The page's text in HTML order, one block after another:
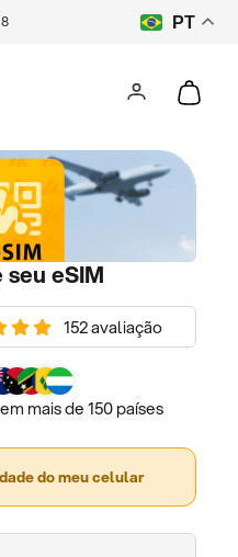
PT
eSIM
152 avaliação
mais de 150 países
do meu celular